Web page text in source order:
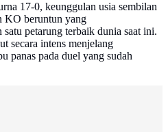
17-0, keunggulan usia sembilan
KO beruntun yang
satu petarung terbaik dunia saat ini.
secara intens menjelang
panas pada duel yang sudah